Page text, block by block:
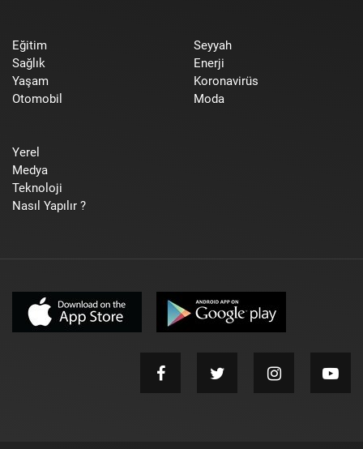
Eğitim
Sağlık
Yaşam
Otomobil
Seyyah
Enerji
Koronavirüs
Moda
Yerel
Medya
Teknoloji
Nasıl Yapılır ?